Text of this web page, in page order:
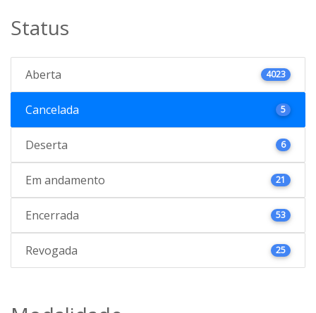
Status
Aberta 4023
Cancelada 5
Deserta 6
Em andamento 21
Encerrada 53
Revogada 25